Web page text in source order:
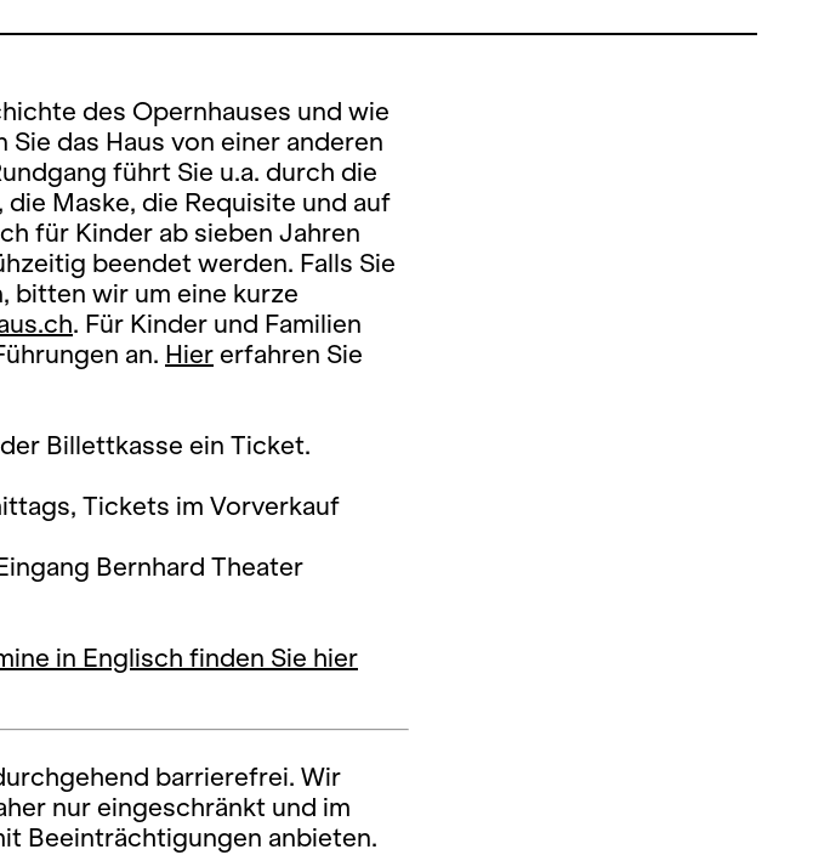
des Opernhauses und wie
das Haus von einer anderen
führt Sie u.a. durch die
Maske, die Requisite und auf
für Kinder ab sieben Jahren
beendet werden. Falls Sie
bitten wir um eine kurze
. Für Kinder und Familien
an. Hier erfahren Sie
Billettkasse ein Ticket.
Tickets im Vorverkauf
Bernhard Theater
in Englisch finden Sie hier
barrierefrei. Wir
nur eingeschränkt und im
Beeinträchtigungen anbieten.